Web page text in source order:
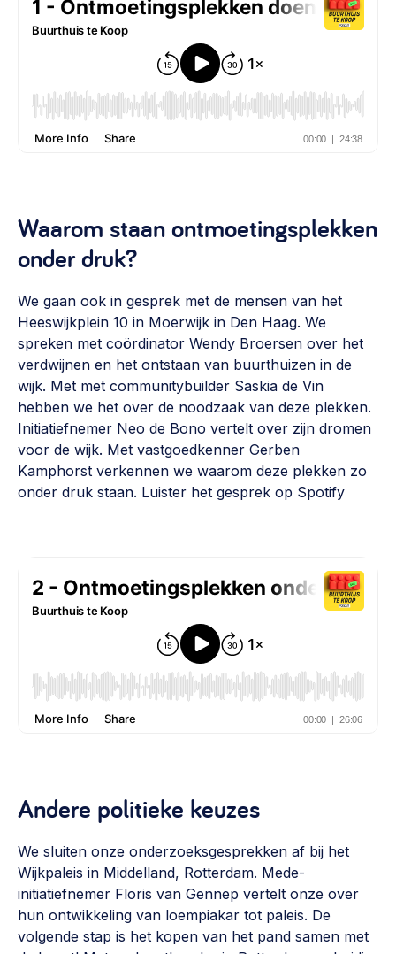
Waarom staan ontmoetingsplekken
onder druk?
We gaan ook in gesprek met de mensen van het
Heeswijkplein 10 in Moerwijk in Den Haag. We
spreken met coördinator Wendy Broersen over het
verdwijnen en het ontstaan van buurthuizen in de
wijk. Met met communitybuilder Saskia de Vin
hebben we het over de noodzaak van deze plekken.
Initiatiefnemer Neo de Bono vertelt over zijn dromen
voor de wijk. Met vastgoedkenner Gerben
Kamphorst verkennen we waarom deze plekken zo
onder druk staan. Luister het gesprek op Spotify
Andere politieke keuzes
We sluiten onze onderzoeksgesprekken af bij het
Wijkpaleis in Middelland, Rotterdam. Mede-
initiatiefnemer Floris van Gennep vertelt onze over
hun ontwikkeling van loempiakar tot paleis. De
volgende stap is het kopen van het pand samen met